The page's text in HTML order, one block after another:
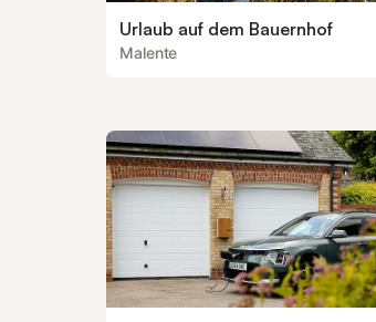
Urlaub auf dem Bauernhof
Malente